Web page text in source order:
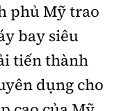
Nga
Tùng,
hành:
phủ Mỹ trao
bay siêu
tiến thành
dụng cho